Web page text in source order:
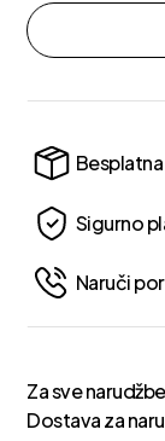
Sigurno
Naruči
Za sve
Dostava za